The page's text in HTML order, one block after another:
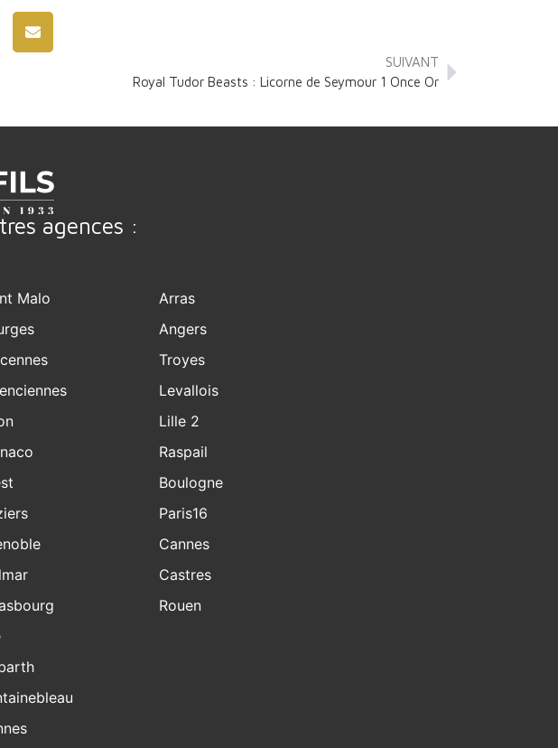
SUIVANT
Royal Tudor Beasts : Licorne de Seymour 1 Once Or
agences :
Malo
Arras
Angers
Troyes
Levallois
Lille 2
Raspail
Boulogne
Paris16
Cannes
Castres
Rouen